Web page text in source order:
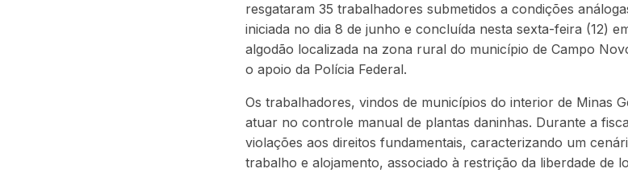
resgataram 35 trabalhadores submetidos a condições
iniciada no dia 8 de junho e concluída nesta sexta-feira (12)
algodão localizada na zona rural do município de Campo
o apoio da Polícia Federal.
Os trabalhadores, vindos de municípios do interior de Minas
atuar no controle manual de plantas daninhas. Durante a
violações aos direitos fundamentais, caracterizando um
trabalho e alojamento, associado à restrição da liberdade de